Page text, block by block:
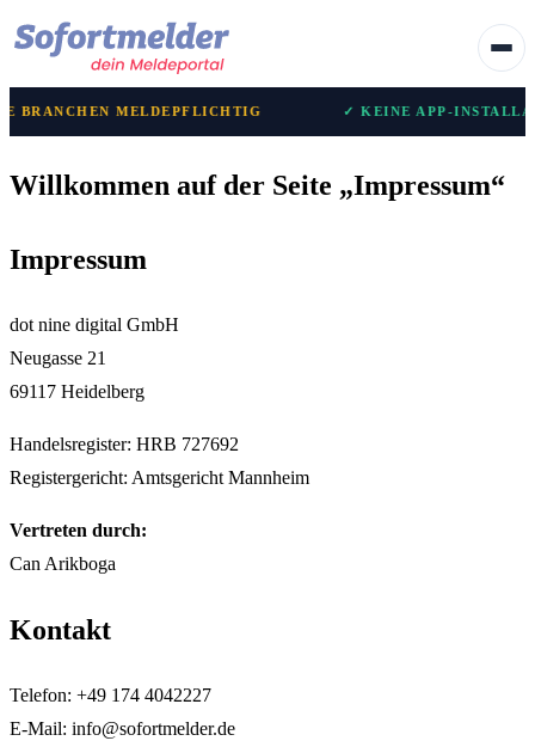
BRANCHEN MELDEPFLICHTIG ✓ KEINE APP-
Willkommen auf der Seite „Impressum“
Impressum
dot nine digital GmbH
Neugasse 21
69117 Heidelberg
Handelsregister: HRB 727692
Registergericht: Amtsgericht Mannheim
Vertreten durch:
Can Arikboga
Kontakt
Telefon: +49 174 4042227
E-Mail: info@sofortmelder.de